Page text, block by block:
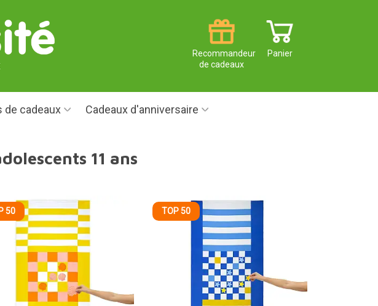
Panier
Recommandeur
de cadeaux
de cadeaux Cadeaux d'anniversaire
11 ans
50 TOP 50